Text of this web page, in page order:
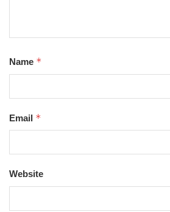
Name *
Email *
Website